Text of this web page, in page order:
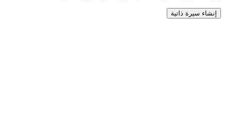
إنشاء سيرة ذاتية